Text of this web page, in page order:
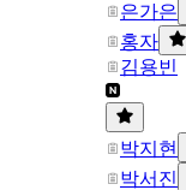
은가은
홍자
김용빈
박지현
박서진